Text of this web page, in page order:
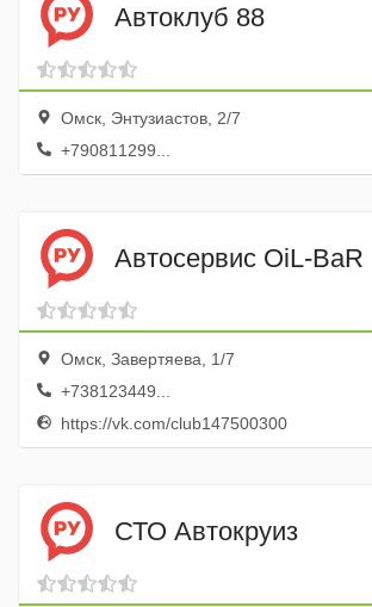
Автоклуб 88
Омск, Энтузиастов, 2/7
+790811299...
Автосервис OiL-BaR
Омск, Завертяева, 1/7
+738123449...
https://vk.com/club147500300
СТО Автокруиз